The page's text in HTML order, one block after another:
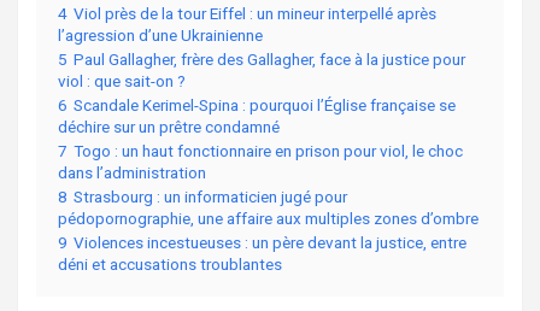
4 Viol près de la tour Eiffel : un mineur interpellé après
l’agression d’une Ukrainienne
5 Paul Gallagher, frère des Gallagher, face à la justice pour
viol : que sait-on ?
6 Scandale Kerimel-Spina : pourquoi l’Église française se
déchire sur un prêtre condamné
7 Togo : un haut fonctionnaire en prison pour viol, le choc
dans l’administration
8 Strasbourg : un informaticien jugé pour
pédopornographie, une affaire aux multiples zones d’ombre
9 Violences incestueuses : un père devant la justice, entre
déni et accusations troublantes